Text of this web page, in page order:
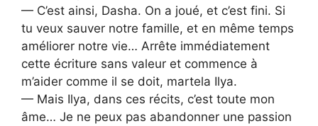
— C’est ainsi, Dasha. On a joué, et c’est fini. Si
tu veux sauver notre famille, et en même temps
améliorer notre vie… Arrête immédiatement
cette écriture sans valeur et commence à
m’aider comme il se doit, martela Ilya.
— Mais Ilya, dans ces récits, c’est toute mon
âme… Je ne peux pas abandonner une passion